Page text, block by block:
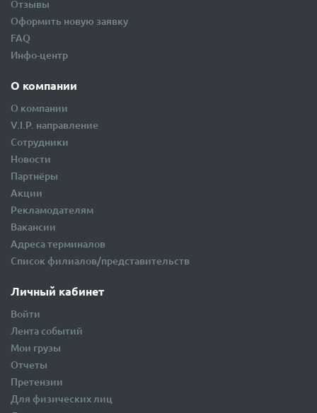
Лента событий
Гарантия
Отзывы
Оформить новую заявку
Инфо-центр
О компании
О компании
V.I.P. направление
Сотрудники
Новости
Партнёры
Акции
Рекламодателям
Вакансии
Список филиалов/представительств
Личный кабинет
Войти
Лента событий
Мои грузы
Отчеты